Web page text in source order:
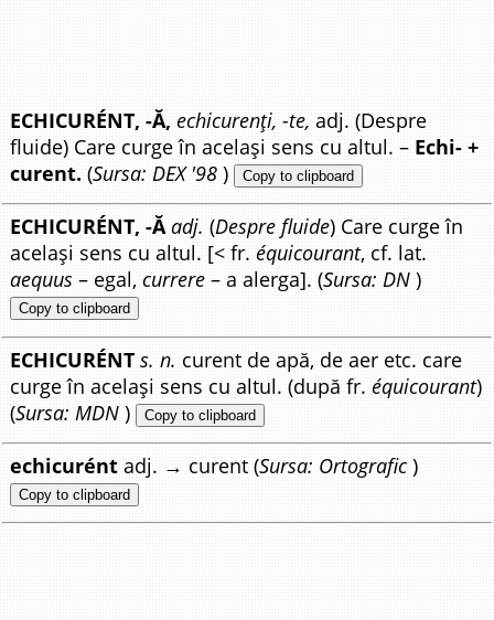
ECHICURÉNT, -Ă, echicurenți, -te, adj. (Despre
fluide) Care curge în același sens cu altul. – Echi- +
curent. (Sursa: DEX '98 ) Copy to clipboard
ECHICURÉNT, -Ă adj. (Despre fluide) Care curge în
același sens cu altul. [< fr.équicourant, cf. lat.
aequus – egal,currere – a alerga]. (Sursa: DN )
Copy to clipboard
ECHICURÉNT s. n. curent de apă, de aer etc. care
curge în același sens cu altul. (după fr.équicourant)
(Sursa: MDN ) Copy to clipboard
echicurént adj. → curent (Sursa: Ortografic )
Copy to clipboard